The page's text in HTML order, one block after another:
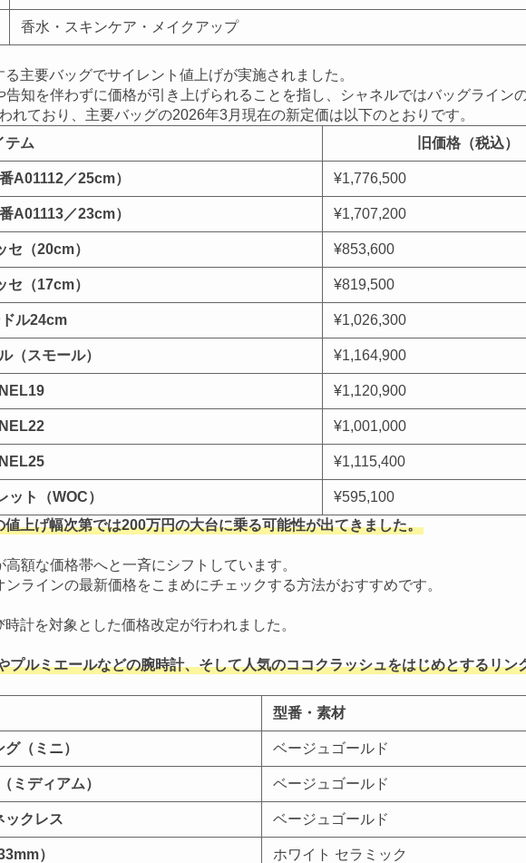
香水・スキンケア・メイクアップ
主要バッグでサイレント値上げが実施されました。
知を伴わずに価格が引き上げられることを指し、シャネルではバッグライン
ており、主要バッグの2026年3月現在の新定価は以下のとおりです。
テム
旧価格（税込）
A01112／25cm） ¥1,776,500
A01113／23cm） ¥1,707,200
セ（20cm） ¥853,600
セ（17cm） ¥819,500
ル24cm ¥1,026,300
（スモール） ¥1,164,900
¥1,120,900
¥1,001,000
¥1,115,400
ット（WOC） ¥595,100
上げ幅次第では200万円の大台に乗る可能性が出てきました。
額な価格帯へと一斉にシフトしています。
ラインの最新価格をこまめにチェックする方法がおすすめです。
計を対象とした価格改定が行われました。
ルミエールなどの腕時計、そして人気のココクラッシュをはじめとするリ
型番・素材
（ミニ） ベージュゴールド
ミディアム） ベージュゴールド
ックレス ベージュゴールド
） ホワイト セラミック